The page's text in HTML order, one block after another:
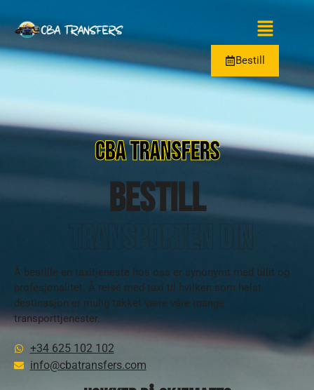
Bestill
CBA TRANSFERS
Bestill
transporten din
Å bestille en taxitjeneste hos oss er synonymt med tillit og
profesjonalitet. Å reise med taxi til hvilken som helst
destinasjon er mulig takket være våre mange
transporttjenester.
+34 625 102 102
info@cbatransfers.com